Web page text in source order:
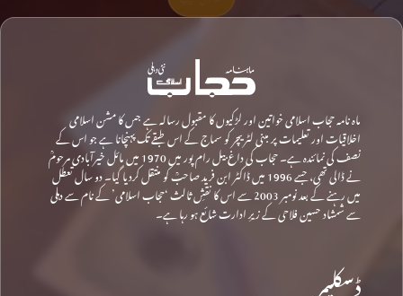
ماہ نامہ حجاب اسلامی خواتین اور لڑکیوں کا مقبول رسالہ ہے جس کا مشن اسلامی
اخلاقیات اور تعلیمات پر مبنی لٹریچر کو سماج کے اس طبقے تک پہنچانا ہے جو اس کے
نصف کی نمائندہ ہے۔ حجاب کی داغ بیل رام پور میں 1970 میں مائل خیرآبادی مرحومؒ
نے ڈالی تھی، جسے 1996 میں ڈاکٹر ابن فرید صاحبؒ کو منتقل کردیا گیا۔ دو سال تعطل
میں رہنے کے بعد نومبر 2003 سے اس کا نقشِ ثالث ‘حجاب اسلامی’ کے نام سے دہلی
سے شمشاد حسین فلاحی کے زیرِ ادارت شائع ہو رہا ہے۔
ڈسکلیمر